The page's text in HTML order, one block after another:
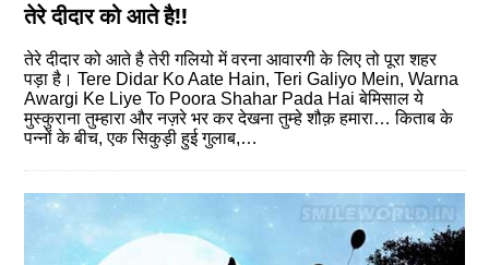
तेरे दीदार को आते है!!
तेरे दीदार को आते है तेरी गलियो में वरना आवारगी के लिए तो पूरा शहर
पड़ा है। Tere Didar Ko Aate Hain, Teri Galiyo Mein, Warna
Awargi Ke Liye To Poora Shahar Pada Hai बेमिसाल ये
मुस्कुराना तुम्हारा और नज़रे भर कर देखना तुम्हे शौक़ हमारा… किताब के
पन्नों के बीच, एक सिकुड़ी हुई गुलाब,…